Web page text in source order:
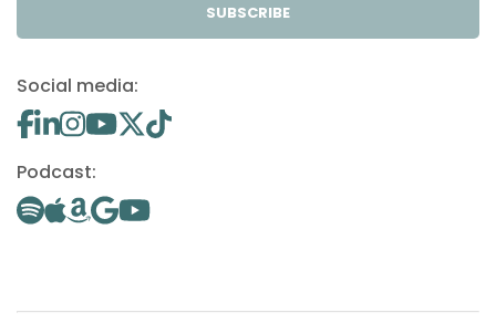
SUBSCRIBE
Social media:
Podcast: